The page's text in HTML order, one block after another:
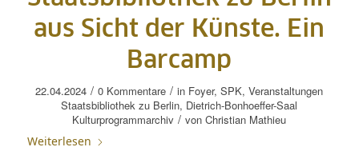
aus Sicht der Künste. Ein
Barcamp
22.04.2024 / 0 Kommentare / in Foyer,SPK,Veranstaltungen
Staatsbibliothek zu Berlin, Dietrich-Bonhoeffer-Saal
Kulturprogrammarchiv / vonChristian Mathieu
Weiterlesen